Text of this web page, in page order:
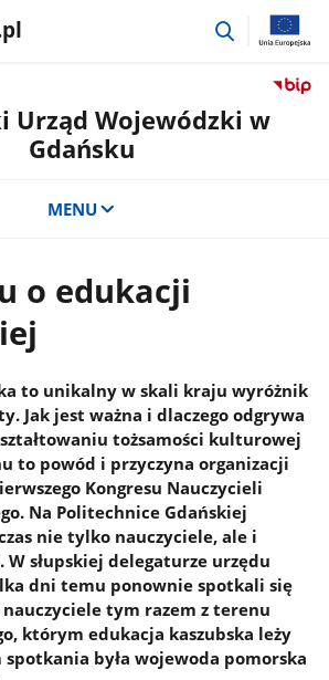
przejdź
Urząd Wojewódzki w
Gdańsku
MENU
o edukacji
to unikalny w skali kraju wyróżnik
Jak jest ważna i dlaczego odgrywa
tożsamości kulturowej
to powód i przyczyna organizacji
Kongresu Nauczycieli
Na Politechnice Gdańskiej
nie tylko nauczyciele, ale i
słupskiej delegaturze urzędu
dni temu ponownie spotkali się
tym razem z terenu
którym edukacja kaszubska leży
spotkania była wojewoda pomorska